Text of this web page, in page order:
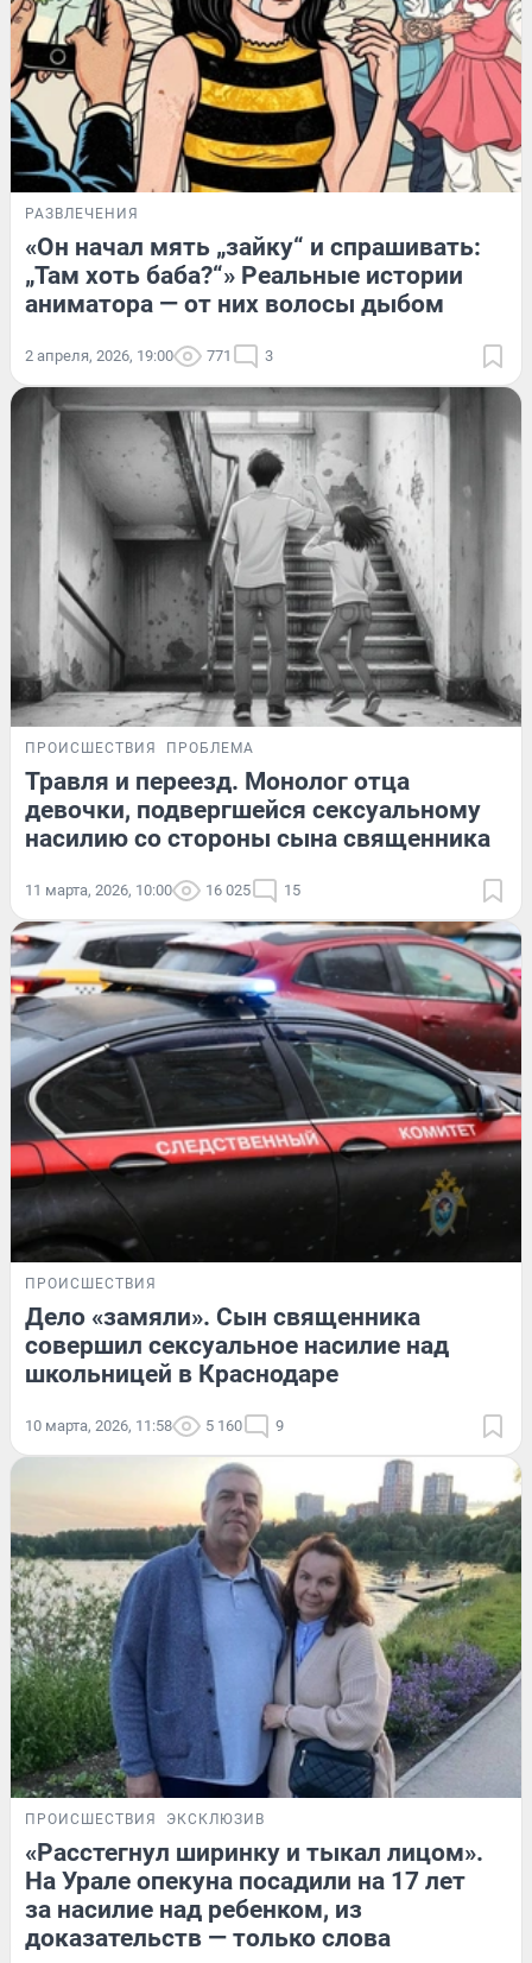
РАЗВЛЕЧЕНИЯ
«Он начал мять „зайку“ и спрашивать:
„Там хоть баба?“» Реальные истории
аниматора — от них волосы дыбом
2 апреля, 2026, 19:00 771 3
ПРОИСШЕСТВИЯ ПРОБЛЕМА
Травля и переезд. Монолог отца
девочки, подвергшейся сексуальному
насилию со стороны сына священника
11 марта, 2026, 10:00 16 025 15
ПРОИСШЕСТВИЯ
Дело «замяли». Сын священника
совершил сексуальное насилие над
школьницей в Краснодаре
10 марта, 2026, 11:58 5 160 9
ПРОИСШЕСТВИЯ ЭКСКЛЮЗИВ
«Расстегнул ширинку и тыкал лицом».
На Урале опекуна посадили на 17 лет
за насилие над ребенком, из
доказательств — только слова